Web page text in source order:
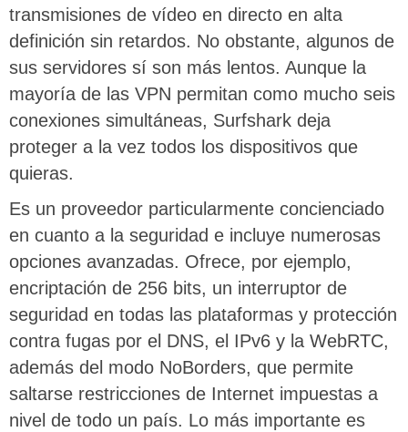
transmisiones de vídeo en directo en alta
definición sin retardos. No obstante, algunos de
sus servidores sí son más lentos. Aunque la
mayoría de las VPN permitan como mucho seis
conexiones simultáneas, Surfshark deja
proteger a la vez todos los dispositivos que
quieras.
Es un proveedor particularmente concienciado
en cuanto a la seguridad e incluye numerosas
opciones avanzadas. Ofrece, por ejemplo,
encriptación de 256 bits, un interruptor de
seguridad en todas las plataformas y protección
contra fugas por el DNS, el IPv6 y la WebRTC,
además del modo NoBorders, que permite
saltarse restricciones de Internet impuestas a
nivel de todo un país. Lo más importante es